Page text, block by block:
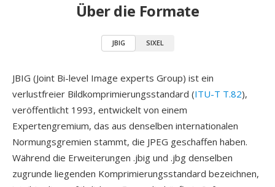
Über die Formate
JBIG SIXEL
JBIG (Joint Bi-level Image experts Group) ist ein
verlustfreier Bildkomprimierungsstandard (ITU-T T.82),
veröffentlicht 1993, entwickelt von einem
Expertengremium, das aus denselben internationalen
Normungsgremien stammt, die JPEG geschaffen haben.
Während die Erweiterungen .jbig und .jbg denselben
zugrunde liegenden Komprimierungsstandard bezeichnen,